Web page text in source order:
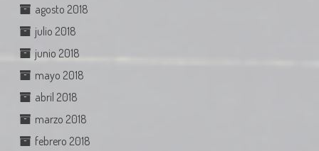
agosto 2018
julio 2018
junio 2018
mayo 2018
abril 2018
marzo 2018
febrero 2018